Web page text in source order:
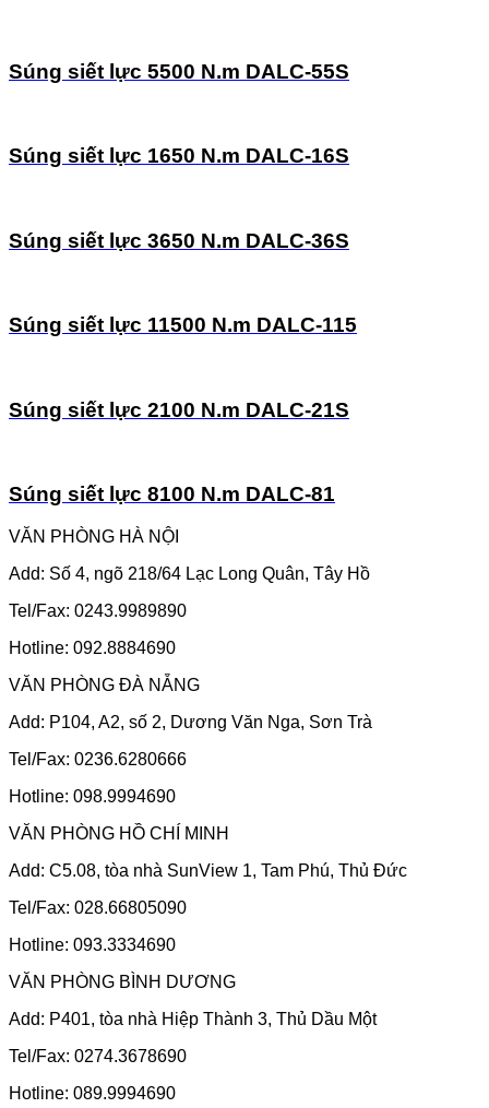
Súng siết lực 5500 N.m DALC-55S
Súng siết lực 1650 N.m DALC-16S
Súng siết lực 3650 N.m DALC-36S
Súng siết lực 11500 N.m DALC-115
Súng siết lực 2100 N.m DALC-21S
Súng siết lực 8100 N.m DALC-81
VĂN PHÒNG HÀ NỘI
Add: Số 4, ngõ 218/64 Lạc Long Quân, Tây Hồ
Tel/Fax: 0243.9989890
Hotline: 092.8884690
VĂN PHÒNG ĐÀ NẴNG
Add: P104, A2, số 2, Dương Văn Nga, Sơn Trà
Tel/Fax: 0236.6280666
Hotline: 098.9994690
VĂN PHÒNG HỒ CHÍ MINH
Add: C5.08, tòa nhà SunView 1, Tam Phú, Thủ Đức
Tel/Fax: 028.66805090
Hotline: 093.3334690
VĂN PHÒNG BÌNH DƯƠNG
Add: P401, tòa nhà Hiệp Thành 3, Thủ Dầu Một
Tel/Fax: 0274.3678690
Hotline: 089.9994690